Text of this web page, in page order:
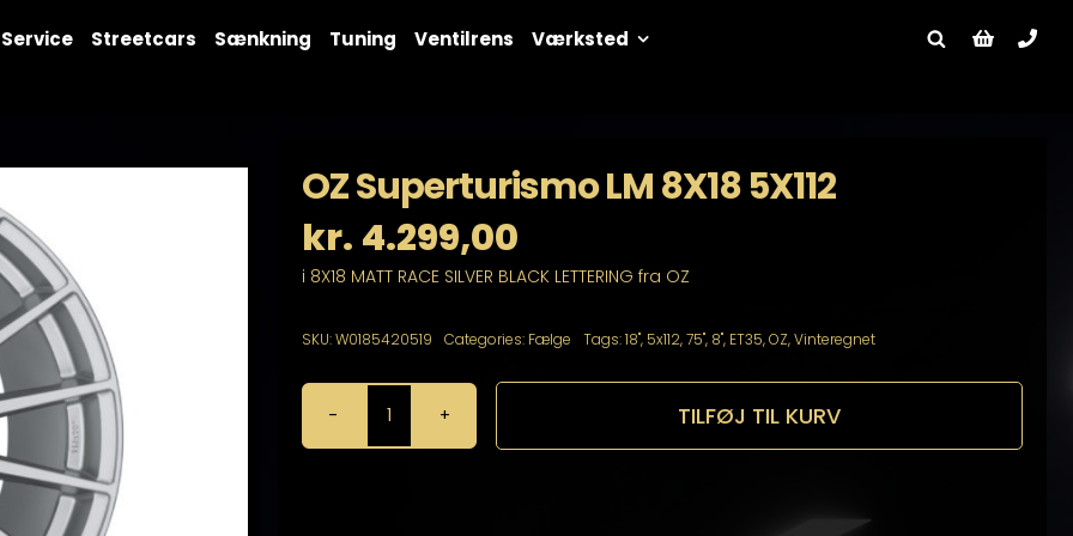
Service Streetcars Sænkning Tuning Ventilrens Værksted
OZ Superturismo LM 8X18 5X112
kr. 4.299,00
i 8X18 MATT RACE SILVER BLACK LETTERING fra OZ
SKU:W0185420519 Categories: Fælge Tags:18", 5x112,75", 8", ET35,OZ,Vinteregnet
OZ
Superturismo
TILFØJ TIL KURV